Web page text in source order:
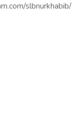
slbnurkhabib/